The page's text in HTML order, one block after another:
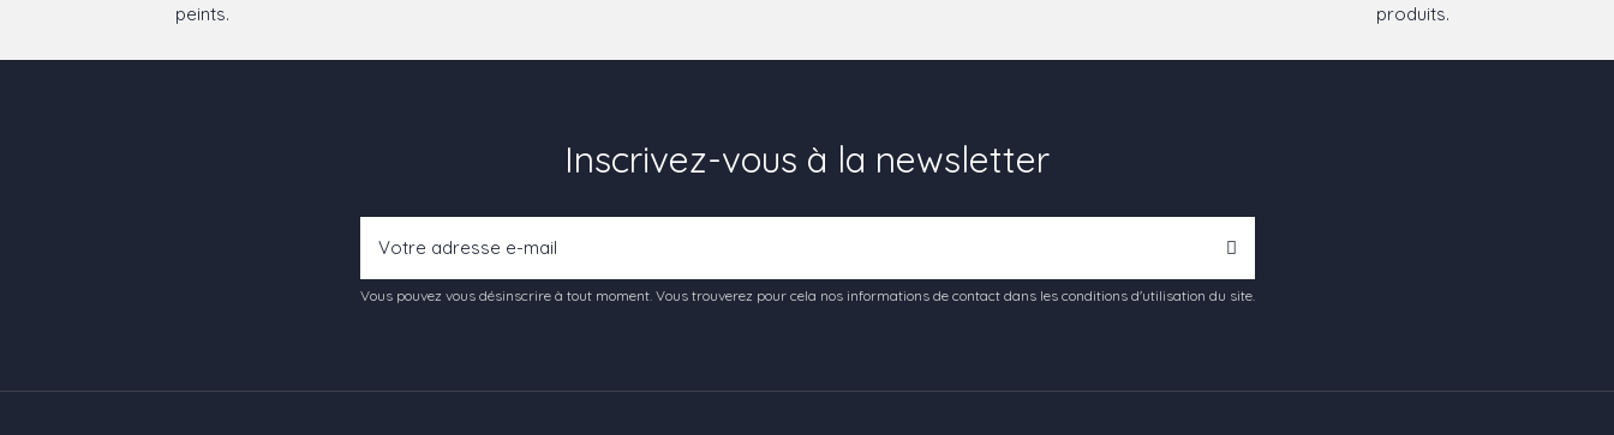
peints.
produits.
Inscrivez-vous à la newsletter
Vous pouvez vous désinscrire à tout moment. Vous trouverez pour cela nos informations de contact dans les conditions d'utilisation du site.